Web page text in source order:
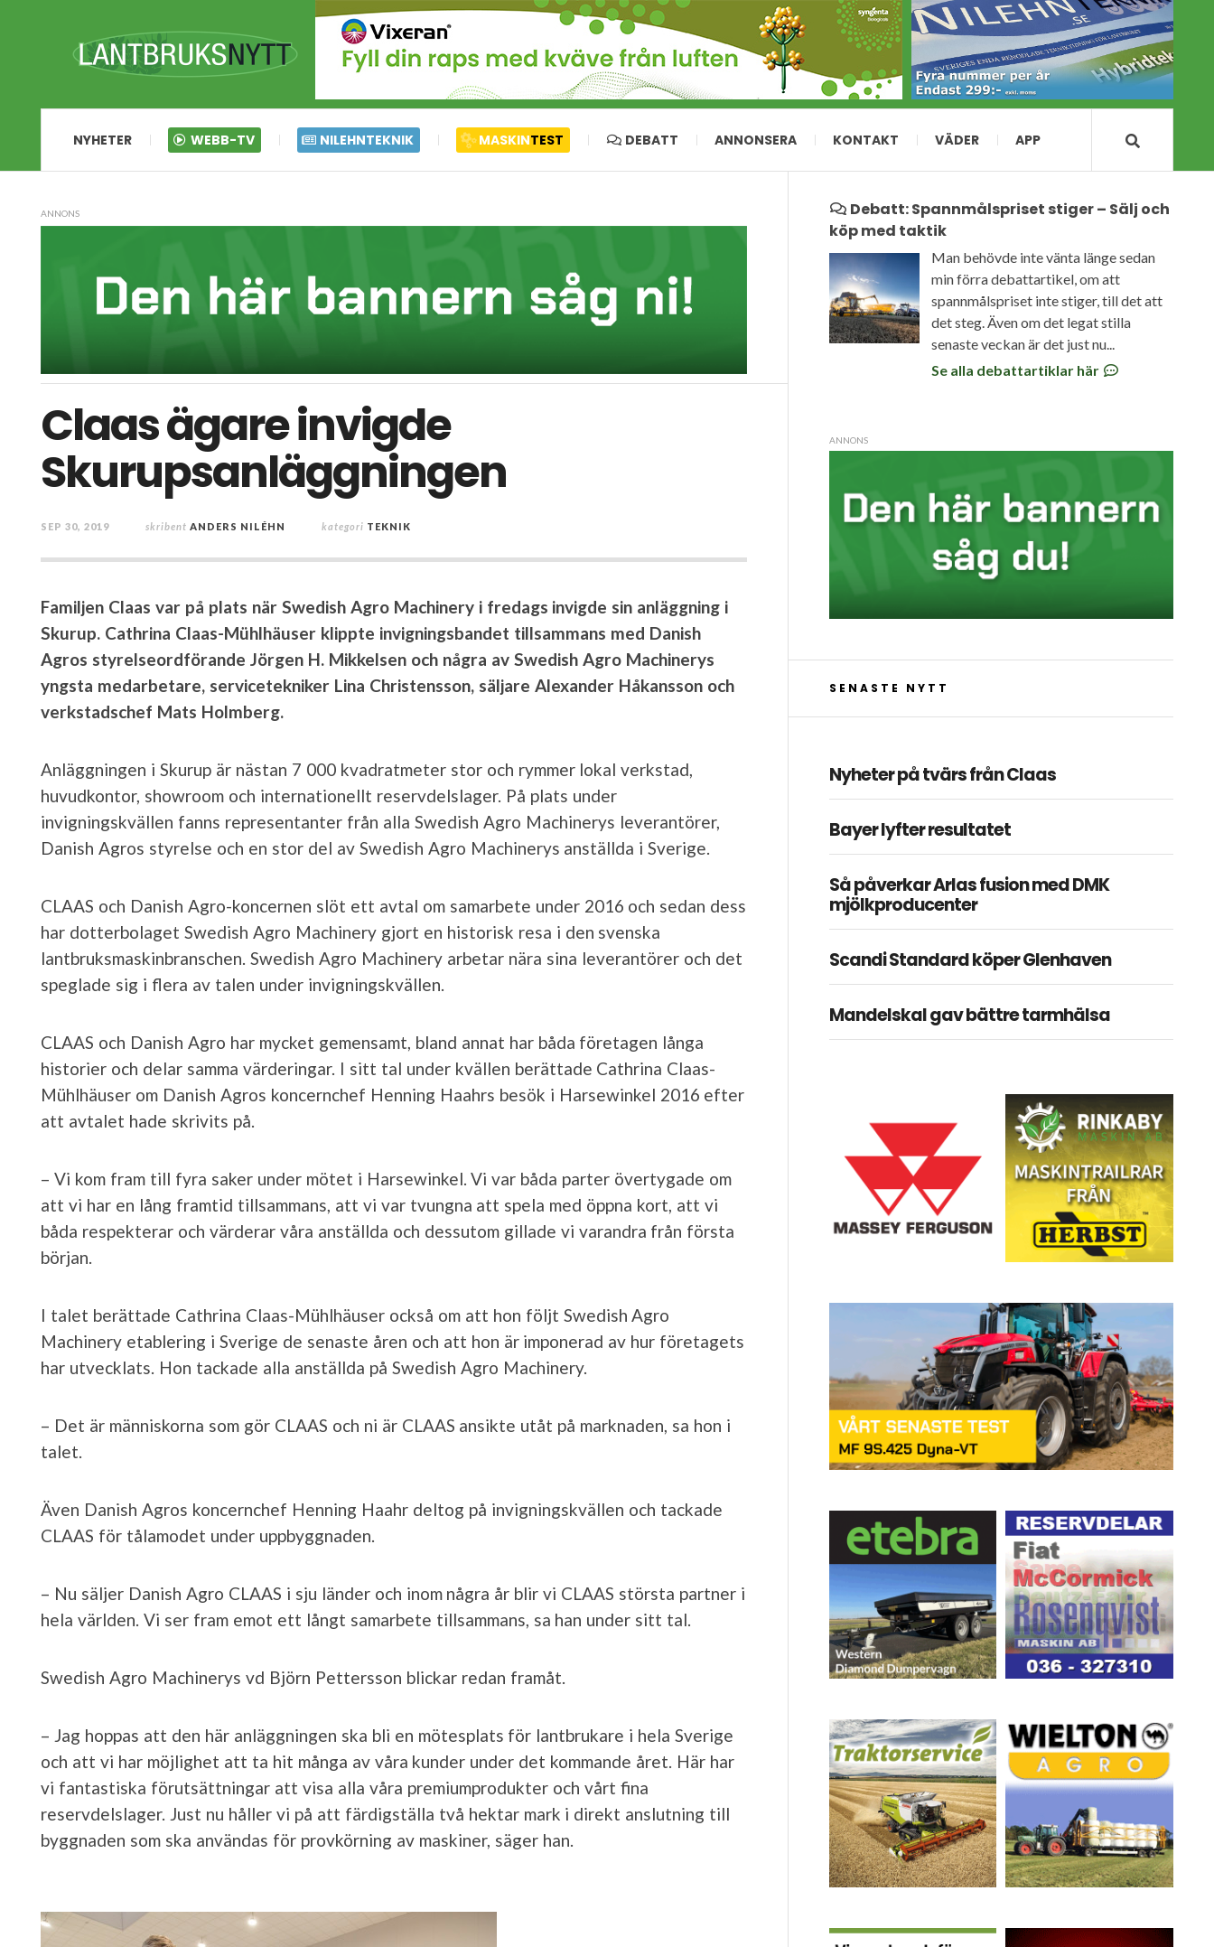
NYHETER WEBB-TV NILEHNTEKNIK MASKINTEST DEBATT ANNONSERA KONTAKT VÄDER APP
ANNONS
Claas ägare invigde
Skurupsanläggningen
SEP 30, 2019 skribent ANDERS NILÉHN kategori TEKNIK
Familjen Claas var på plats när Swedish Agro Machinery i fredags invigde sin anläggning i
Skurup. Cathrina Claas-Mühlhäuser klippte invigningsbandet tillsammans med Danish
Agros styrelseordförande Jörgen H. Mikkelsen och några av Swedish Agro Machinerys
yngsta medarbetare, servicetekniker Lina Christensson, säljare Alexander Håkansson och
verkstadschef Mats Holmberg.
Anläggningen i Skurup är nästan 7 000 kvadratmeter stor och rymmer lokal verkstad,
huvudkontor, showroom och internationellt reservdelslager. På plats under
invigningskvällen fanns representanter från alla Swedish Agro Machinerys leverantörer,
Danish Agros styrelse och en stor del av Swedish Agro Machinerys anställda i Sverige.
CLAAS och Danish Agro-koncernen slöt ett avtal om samarbete under 2016 och sedan dess
har dotterbolaget Swedish Agro Machinery gjort en historisk resa i den svenska
lantbruksmaskinbranschen. Swedish Agro Machinery arbetar nära sina leverantörer och det
speglade sig i flera av talen under invigningskvällen.
CLAAS och Danish Agro har mycket gemensamt, bland annat har båda företagen långa
historier och delar samma värderingar. I sitt tal under kvällen berättade Cathrina Claas-
Mühlhäuser om Danish Agros koncernchef Henning Haahrs besök i Harsewinkel 2016 efter
att avtalet hade skrivits på.
– Vi kom fram till fyra saker under mötet i Harsewinkel. Vi var båda parter övertygade om
att vi har en lång framtid tillsammans, att vi var tvungna att spela med öppna kort, att vi
båda respekterar och värderar våra anställda och dessutom gillade vi varandra från första
början.
I talet berättade Cathrina Claas-Mühlhäuser också om att hon följt Swedish Agro
Machinery etablering i Sverige de senaste åren och att hon är imponerad av hur företagets
har utvecklats. Hon tackade alla anställda på Swedish Agro Machinery.
– Det är människorna som gör CLAAS och ni är CLAAS ansikte utåt på marknaden, sa hon i
talet.
Även Danish Agros koncernchef Henning Haahr deltog på invigningskvällen och tackade
CLAAS för tålamodet under uppbyggnaden.
– Nu säljer Danish Agro CLAAS i sju länder och inom några år blir vi CLAAS största partner i
hela världen. Vi ser fram emot ett långt samarbete tillsammans, sa han under sitt tal.
Swedish Agro Machinerys vd Björn Pettersson blickar redan framåt.
– Jag hoppas att den här anläggningen ska bli en mötesplats för lantbrukare i hela Sverige
och att vi har möjlighet att ta hit många av våra kunder under det kommande året. Här har
vi fantastiska förutsättningar att visa alla våra premiumprodukter och vårt fina
reservdelslager. Just nu håller vi på att färdigställa två hektar mark i direkt anslutning till
byggnaden som ska användas för provkörning av maskiner, säger han.
Debatt: Spannmålspriset stiger – Sälj och
köp med taktik
Man behövde inte vänta länge sedan
min förra debattartikel, om att
spannmålspriset inte stiger, till det att
det steg. Även om det legat stilla
senaste veckan är det just nu...
Se alla debattartiklar här
ANNONS
SENASTE NYTT
Nyheter på tvärs från Claas
Bayer lyfter resultatet
Så påverkar Arlas fusion med DMK
mjölkproducenter
Scandi Standard köper Glenhaven
Mandelskal gav bättre tarmhälsa